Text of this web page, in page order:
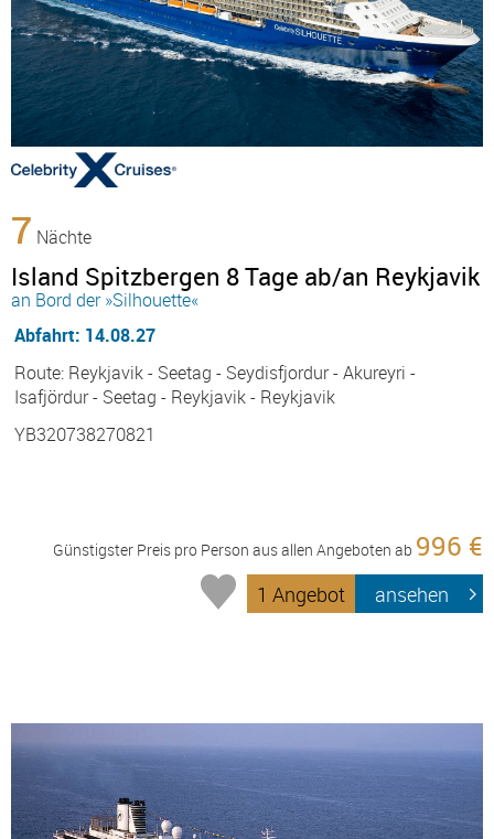
7 Nächte
Island Spitzbergen 8 Tage ab/an Reykjavik
an Bord der »Silhouette«
Abfahrt: 14.08.27
Route: Reykjavik - Seetag - Seydisfjordur - Akureyri -
Isafjördur - Seetag - Reykjavik - Reykjavik
YB320738270821
Günstigster Preis pro Person aus allen Angeboten ab 996 €
1 Angebot ansehen